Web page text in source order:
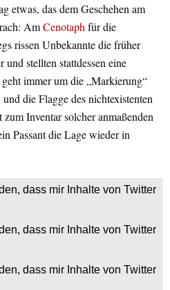
etwas, das dem Geschehen am
AmCenotaphfür die
rissen Unbekannte die früher
stellten stattdessen eine
immer um die „Markierung“
die Flagge des nichtexistenten
zum Inventar solcher anmaßenden
Passant die Lage wieder in
dass mir Inhalte von Twitter
dass mir Inhalte von Twitter
dass mir Inhalte von Twitter